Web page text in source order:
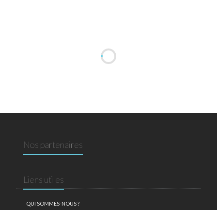
Nos partenaires
Liens utiles
QUI SOMMES-NOUS ?